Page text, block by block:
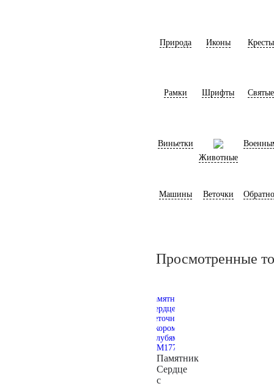
Природа Иконы Кресты
Рамки Шрифты Святые
Виньетки
Животные
Машины Веточки
Просмотренные
Памятник
Сердце
с